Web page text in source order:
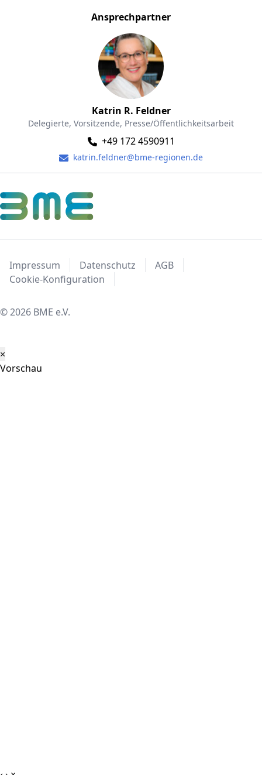
Ansprechpartner
Katrin R. Feldner
Delegierte, Vorsitzende, Presse/Öffentlichkeitsarbeit
+49 172 4590911
katrin.feldner@bme-regionen.de
Impressum Datenschutz
AGB
Cookie-Konfiguration
© 2026 BME e.V.
×
Vorschau